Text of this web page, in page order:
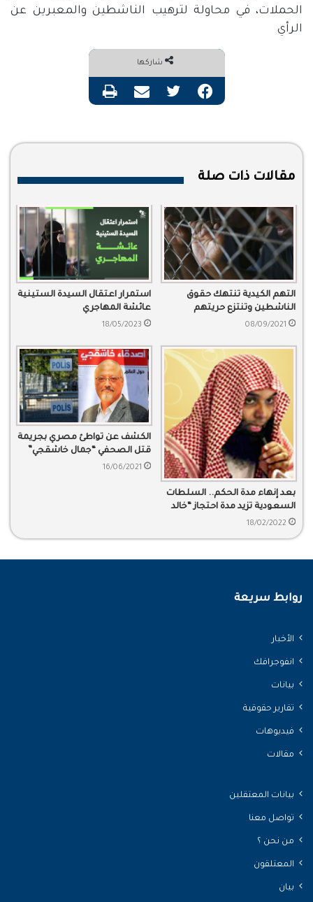
الحملات، في محاولة لترهيب الناشطين والمعبرين عن
الرأي
شاركها
فيسبوك تويتر مشاركة عبر البريد طباعة
مقالات ذات صلة
التهم الكيدية تنتهك حقوق
الناشطين وتنتزع حريتهم
08/09/2021
استمرار اعتقال السيدة الستينية
عائشة المهاجري
18/05/2023
بعد إنهاء مدة الحكم.. السلطات
السعودية تزيد مدة احتجاز “خالد
الراشد”
18/02/2022
الكشف عن تواطئ مصري بجريمة
قتل الصحفي “جمال خاشقجي”
16/06/2021
روابط سريعة
الأخبار
انفوجرافك
بيانات
تقارير حقوقية
فيديوهات
مقالات
بيانات المعتقلين
تواصل معنا
من نحن ؟
المعتلقون
بيان